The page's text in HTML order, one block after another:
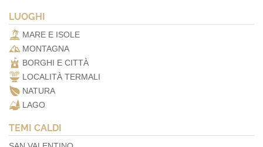
LUOGHI
MARE E ISOLE
MONTAGNA
BORGHI E CITTÀ
LOCALITÀ TERMALI
NATURA
LAGO
TEMI CALDI